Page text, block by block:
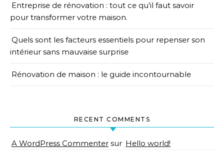
Entreprise de rénovation : tout ce qu’il faut savoir
pour transformer votre maison.
Quels sont les facteurs essentiels pour repenser son
intérieur sans mauvaise surprise
Rénovation de maison : le guide incontournable
RECENT COMMENTS
A WordPress Commenter sur Hello world!